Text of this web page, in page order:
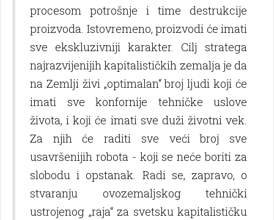
procesom potrošnje i time destrukcije
proizvoda. Istovremeno, proizvodi će imati
sve ekskluzivniji karakter. Cilј stratega
najrazvijenijih kapitalističkih zemalјa je da
na Zemlјi živi „optimalan“ broj lјudi koji će
imati sve konfornije tehničke uslove
života, i koji će imati sve duži životni vek.
Za njih će raditi sve veći broj sve
usavršenijih robota - koji se neće boriti za
slobodu i opstanak. Radi se, zapravo, o
stvaranju ovozemalјskog tehnički
ustrojenog „raja“ za svetsku kapitalističku